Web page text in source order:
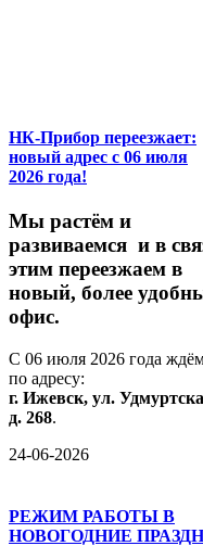
НК-Прибор переезжает:
новый адрес с 06 июля
2026 года!
Мы растём и
развиваемся и в
этим переезжаем в
новый, более
офис.
С 06 июля 2026 года
по адресу:
г. Ижевск, ул.
д. 268.
24-06-2026
РЕЖИМ РАБОТЫ В
НОВОГОДНИЕ